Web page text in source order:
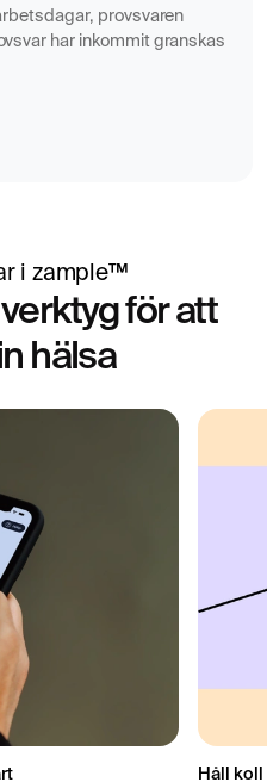
provsvaren
har inkommit granskas
i zample™
för att
hälsa
Håll koll